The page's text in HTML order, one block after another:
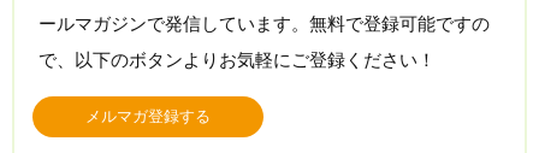
ールマガジンで発信しています。無料で登録可能ですの
で、以下のボタンよりお気軽にご登録ください！
メルマガ登録する